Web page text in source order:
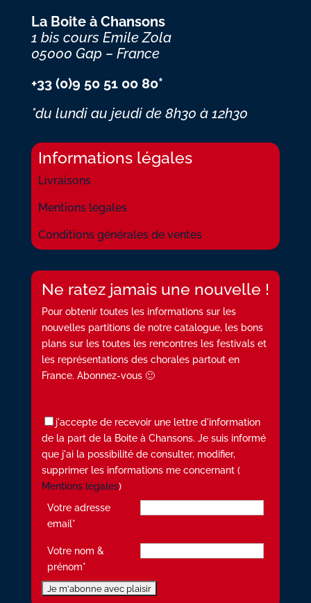
La Boite à Chansons
1 bis cours Emile Zola
05000 Gap – France
+33 (0)9 50 51 00 80*
*du lundi au jeudi de 8h30 à 12h30
Informations légales
Livraisons
Mentions légales
Conditions générales de ventes
Ne ratez jamais une nouvelle !
Pour obtenir toutes les informations sur les
nouvelles partitions de notre catalogue, les bons
plans sur les toutes les rencontres les festivals et
les représentations des chorales partout en
France. Abonnez-vous 🙂
j'accepte de recevoir une lettre d'information
de la part de la Boite à Chansons. Je suis informé
que j'ai la possibilité de consulter, modifier,
supprimer les informations me concernant (
Mentions légales)
Votre adresse
email*
Votre nom &
prénom*